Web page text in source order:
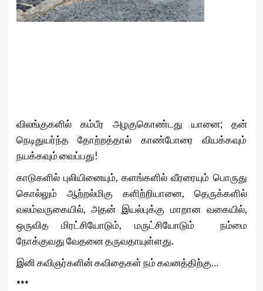
விலங்குகளில் கம்பீர அழகுகொண்டது யானை; தன்
நெடிதுயர்ந்த தோற்றத்தால் காண்போரை வியக்கவும்
நயக்கவும் வைப்பது!
காடுகளில் புலியினையும், களங்களில் வீரரையும் பொருது
கொல்லும் ஆற்றல்மிகு களிற்றியானை, தெருக்களில்
வலம்வருகையில், அதன் இயல்புக்கு மாறான வகையில்,
ஒருவித மிரட்சியோடும், மருட்சியோடும் நம்மை
நோக்குவது வேதனை தருவதாயுள்ளது.
இனி கவிஞர்களின் கவிதைகள் நம் கவனத்திற்கு…
***